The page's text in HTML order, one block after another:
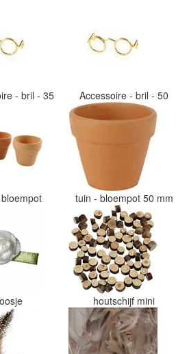
- bril - 35 Accessoire - bril - 50
tuin - bloempot 50 mm
houtschijf mini